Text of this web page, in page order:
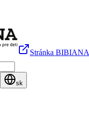
Stránka BIBIANA
sk